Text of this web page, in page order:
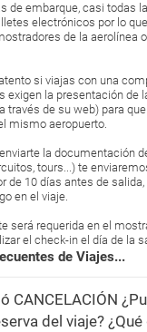
de embarque, casi todas
electrónicos por lo
de la aerolínea
si viajas con una
exigen la presentación de
través de su web) para
mismo aeropuerto.
la documentación
tours...) te
de 10 días antes de
en el viaje.
será requerida en el
el check-in el día de la
de Viajes...
CANCELACIÓN
del viaje?